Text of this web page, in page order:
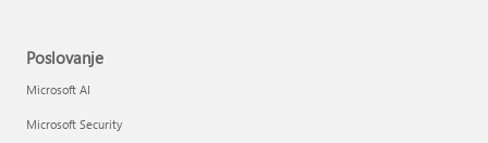
Poslovanje
Microsoft AI
Microsoft Security